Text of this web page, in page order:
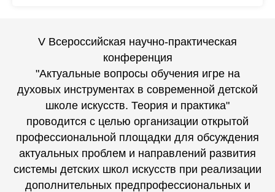
V Всероссийская научно-практическая
конференция
"Актуальные вопросы обучения игре на
духовых инструментах в современной детской
школе искусств. Теория и практика"
проводится с целью организации открытой
профессиональной площадки для обсуждения
актуальных проблем и направлений развития
системы детских школ искусств при реализации
дополнительных предпрофессиональных и